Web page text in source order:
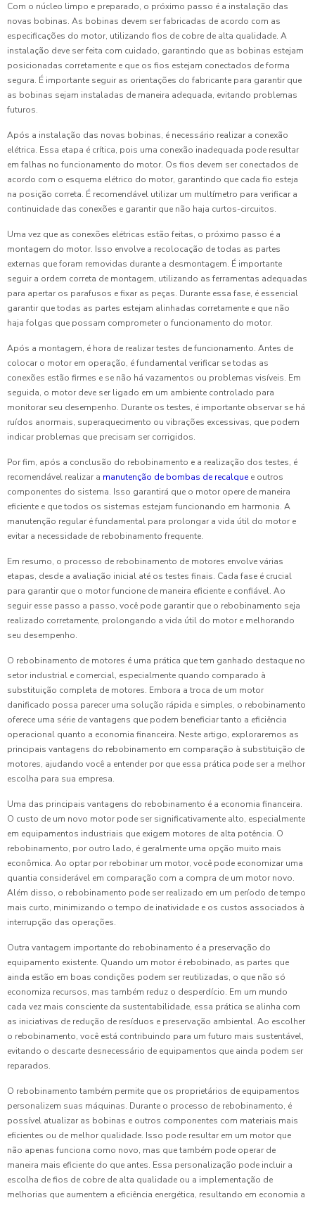
Com o núcleo limpo e preparado, o próximo passo é a instalação das
novas bobinas. As bobinas devem ser fabricadas de acordo com as
especificações do motor, utilizando fios de cobre de alta qualidade. A
instalação deve ser feita com cuidado, garantindo que as bobinas estejam
posicionadas corretamente e que os fios estejam conectados de forma
segura. É importante seguir as orientações do fabricante para garantir que
as bobinas sejam instaladas de maneira adequada, evitando problemas
futuros.
Após a instalação das novas bobinas, é necessário realizar a conexão
elétrica. Essa etapa é crítica, pois uma conexão inadequada pode resultar
em falhas no funcionamento do motor. Os fios devem ser conectados de
acordo com o esquema elétrico do motor, garantindo que cada fio esteja
na posição correta. É recomendável utilizar um multímetro para verificar a
continuidade das conexões e garantir que não haja curtos-circuitos.
Uma vez que as conexões elétricas estão feitas, o próximo passo é a
montagem do motor. Isso envolve a recolocação de todas as partes
externas que foram removidas durante a desmontagem. É importante
seguir a ordem correta de montagem, utilizando as ferramentas adequadas
para apertar os parafusos e fixar as peças. Durante essa fase, é essencial
garantir que todas as partes estejam alinhadas corretamente e que não
haja folgas que possam comprometer o funcionamento do motor.
Após a montagem, é hora de realizar testes de funcionamento. Antes de
colocar o motor em operação, é fundamental verificar se todas as
conexões estão firmes e se não há vazamentos ou problemas visíveis. Em
seguida, o motor deve ser ligado em um ambiente controlado para
monitorar seu desempenho. Durante os testes, é importante observar se há
ruídos anormais, superaquecimento ou vibrações excessivas, que podem
indicar problemas que precisam ser corrigidos.
Por fim, após a conclusão do rebobinamento e a realização dos testes, é
recomendável realizar a manutenção de bombas de recalque e outros
componentes do sistema. Isso garantirá que o motor opere de maneira
eficiente e que todos os sistemas estejam funcionando em harmonia. A
manutenção regular é fundamental para prolongar a vida útil do motor e
evitar a necessidade de rebobinamento frequente.
Em resumo, o processo de rebobinamento de motores envolve várias
etapas, desde a avaliação inicial até os testes finais. Cada fase é crucial
para garantir que o motor funcione de maneira eficiente e confiável. Ao
seguir esse passo a passo, você pode garantir que o rebobinamento seja
realizado corretamente, prolongando a vida útil do motor e melhorando
seu desempenho.
O rebobinamento de motores é uma prática que tem ganhado destaque no
setor industrial e comercial, especialmente quando comparado à
substituição completa de motores. Embora a troca de um motor
danificado possa parecer uma solução rápida e simples, o rebobinamento
oferece uma série de vantagens que podem beneficiar tanto a eficiência
operacional quanto a economia financeira. Neste artigo, exploraremos as
principais vantagens do rebobinamento em comparação à substituição de
motores, ajudando você a entender por que essa prática pode ser a melhor
escolha para sua empresa.
Uma das principais vantagens do rebobinamento é a economia financeira.
O custo de um novo motor pode ser significativamente alto, especialmente
em equipamentos industriais que exigem motores de alta potência. O
rebobinamento, por outro lado, é geralmente uma opção muito mais
econômica. Ao optar por rebobinar um motor, você pode economizar uma
quantia considerável em comparação com a compra de um motor novo.
Além disso, o rebobinamento pode ser realizado em um período de tempo
mais curto, minimizando o tempo de inatividade e os custos associados à
interrupção das operações.
Outra vantagem importante do rebobinamento é a preservação do
equipamento existente. Quando um motor é rebobinado, as partes que
ainda estão em boas condições podem ser reutilizadas, o que não só
economiza recursos, mas também reduz o desperdício. Em um mundo
cada vez mais consciente da sustentabilidade, essa prática se alinha com
as iniciativas de redução de resíduos e preservação ambiental. Ao escolher
o rebobinamento, você está contribuindo para um futuro mais sustentável,
evitando o descarte desnecessário de equipamentos que ainda podem ser
reparados.
O rebobinamento também permite que os proprietários de equipamentos
personalizem suas máquinas. Durante o processo de rebobinamento, é
possível atualizar as bobinas e outros componentes com materiais mais
eficientes ou de melhor qualidade. Isso pode resultar em um motor que
não apenas funciona como novo, mas que também pode operar de
maneira mais eficiente do que antes. Essa personalização pode incluir a
escolha de fios de cobre de alta qualidade ou a implementação de
melhorias que aumentem a eficiência energética, resultando em economia a